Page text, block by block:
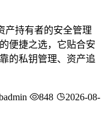
产持有者的安全管理
便捷之选，它贴合安
的私钥管理、资产追
848
2026-08-